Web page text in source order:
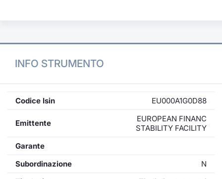
INFO STRUMENTO
Codice Isin EU000A1G0D88
Emittente
EUROPEAN FINANC
STABILITY FACILITY
Garante
Subordinazione
N